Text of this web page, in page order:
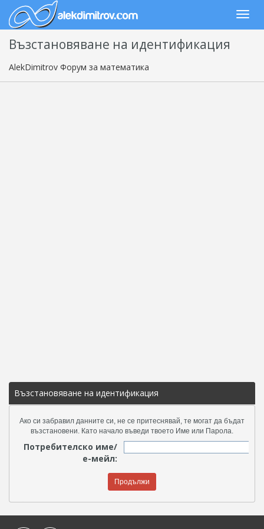
Възстановяване на идентификация
AlekDimitrov Форум за математика
Възстановяване на идентификация
Ако си забравил данните си, не се притеснявай, те могат да бъдат
възстановени. Като начало въведи твоето Име или Парола.
Потребителско име/
е-мейл: